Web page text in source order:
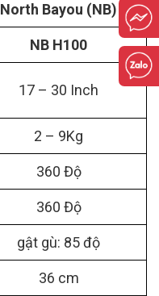
North Bayou (NB)
NB H100
17 – 30 Inch
2 – 9Kg
360 Độ
360 Độ
gật gù: 85 độ
36 cm